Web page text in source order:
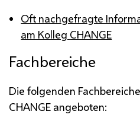
Oft nachgefragte
am Kolleg CHANGE
Fachbereiche
Die folgenden
CHANGE angeboten: